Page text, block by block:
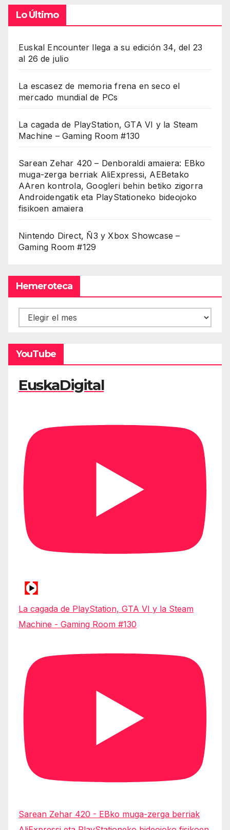
Lo Último
Euskal Encounter llega a su edición 34, del 23
al 26 de julio
La escasez de memoria frena en seco el
mercado mundial de PCs
La cagada de PlayStation, GTA VI y la Steam
Machine – Gaming Room #130
Sarean Zehar 420 – Denboraldi amaiera: EBko
muga-zerga berriak AliExpressi, AEBetako
AAren kontrola, Googleri behin betiko zigorra
Androidengatik eta PlayStationeko bideojoko
fisikoen amaiera
Nintendo Direct, Ñ3 y Xbox Showcase –
Gaming Room #129
Hemeroteca
Hemeroteca
YouTube
EuskaDigital
La cagada de PlayStation, GTA VI y la Steam
Machine - Gaming Room #130
Sarean Zehar 420 - EBko muga-zerga berriak